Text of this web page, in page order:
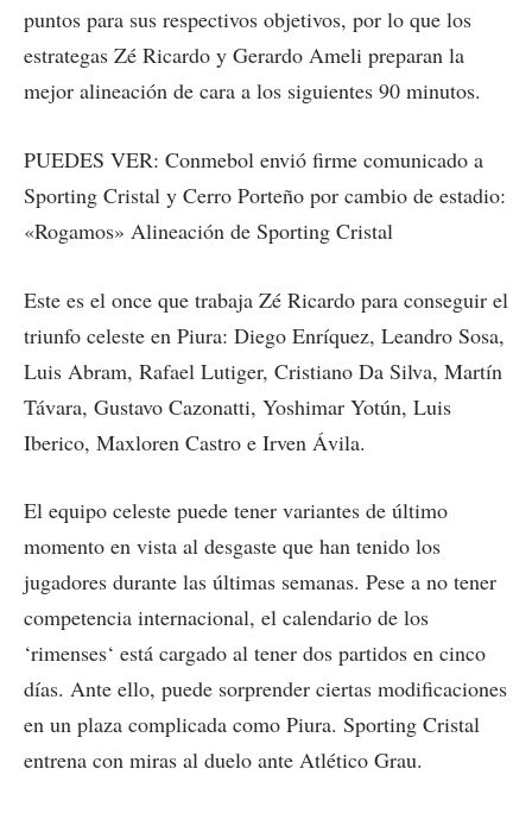
puntos para sus respectivos objetivos, por lo que los
estrategas Zé Ricardo y Gerardo Ameli preparan la
mejor alineación de cara a los siguientes 90 minutos.
PUEDES VER: Conmebol envió firme comunicado a
Sporting Cristal y Cerro Porteño por cambio de estadio:
«Rogamos» Alineación de Sporting Cristal
Este es el once que trabaja Zé Ricardo para conseguir el
triunfo celeste en Piura: Diego Enríquez, Leandro Sosa,
Luis Abram, Rafael Lutiger, Cristiano Da Silva, Martín
Távara, Gustavo Cazonatti, Yoshimar Yotún, Luis
Iberico, Maxloren Castro e Irven Ávila.
El equipo celeste puede tener variantes de último
momento en vista al desgaste que han tenido los
jugadores durante las últimas semanas. Pese a no tener
competencia internacional, el calendario de los
‘rimenses‘ está cargado al tener dos partidos en cinco
días. Ante ello, puede sorprender ciertas modificaciones
en un plaza complicada como Piura. Sporting Cristal
entrena con miras al duelo ante Atlético Grau.